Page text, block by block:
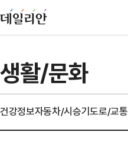
생활/문화
건강정보자동차/시승기도로/교통